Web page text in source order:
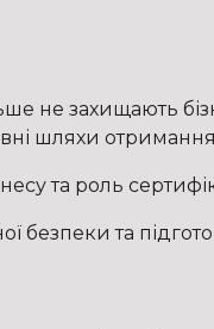
не захищають
шляхи
та роль
безпеки та